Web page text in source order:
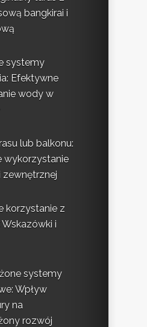
bangkirai i
systemy
Efektywne
wody w
lub balkonu:
wykorzystanie
zewnętrznej
korzystanie z
i
systemy
Wpływ
na
rozwój